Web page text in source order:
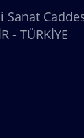
Sanat
- TÜRKİYE